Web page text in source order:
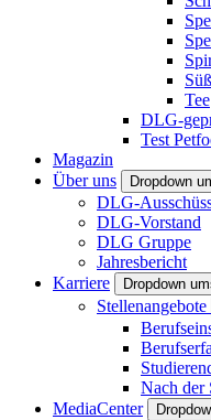
Tee
DLG-
Test
Magazin
Über uns
Dropdown
DLG-
DLG-Vorstand
DLG Gruppe
Jahresbericht
Karriere
Dropdown
Stellenangebote
Nach der
MediaCenter